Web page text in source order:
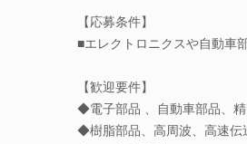
【応募条件】
■エレクトロニクスや自動車
【歓迎要件】
◆電子部品 、自動車部品、
◆樹脂部品、高周波、高速伝